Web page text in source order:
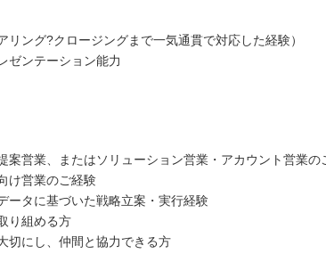
リング?クロージングまで一気通貫で対応した経験）
ゼンテーション能力
案営業、またはソリューション営業・アカウント営業の
け営業のご経験
ータに基づいた戦略立案・実行経験
り組める方
切にし、仲間と協力できる方